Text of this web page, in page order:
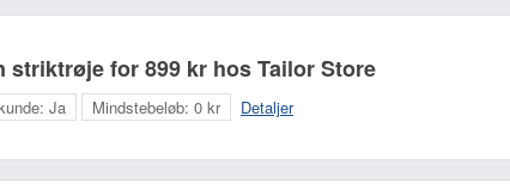
striktrøje for 899 kr hos Tailor Store
Ja Mindstebeløb: 0 kr Detaljer